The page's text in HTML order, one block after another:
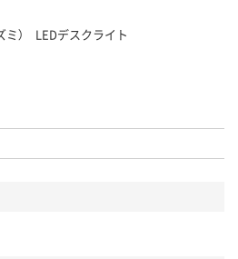
ミ） LEDデスクライト